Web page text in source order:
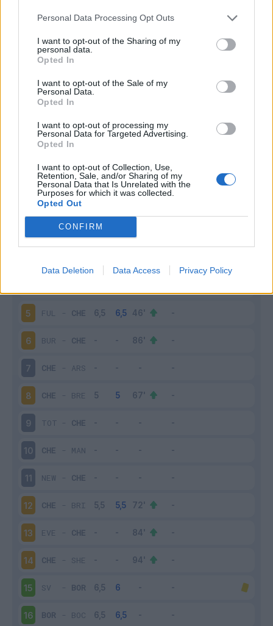
Personal Data Processing Opt Outs
I want to opt-out of the Sharing of my
personal data.
Opted In
I want to opt-out of the Sale of my
Personal Data.
Opted In
I want to opt-out of processing my
Personal Data for Targeted Advertising.
Opted In
I want to opt-out of Collection, Use,
Retention, Sale, and/or Sharing of my
Personal Data that Is Unrelated with the
Purposes for which it was collected.
Opted Out
CONFIRM
Data Deletion Data Access Privacy Policy
Infortunato 0 - 0%
Inutilizzato
Scarica riepilogo
stagionale
Giornata Voto FV Entrato Uscito Bonus/Malus
CHE-LUT
-NOT
5 FUL - CHE
6 BUR - CHE
7 CHE - ARS
8 CHE - BRE
9 TOT - CHE
10 CHE - MAN
11 NEW - CHE
12 CHE - BRI
13 EVE - CHE
14 CHE - SHE
15 SV - BOR
16 BOR - BOC